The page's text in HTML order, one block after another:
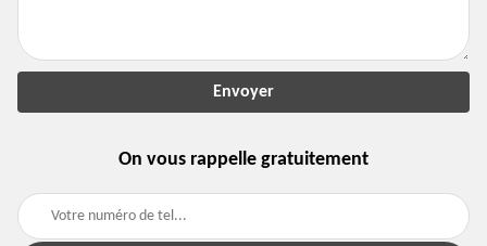
On vous rappelle gratuitement